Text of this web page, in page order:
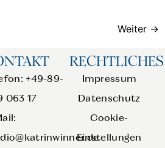
Weiter →
+49-89-
063 17
RECHTLICHES
Impressum
Datenschutz
Cookie-
Einstellungen